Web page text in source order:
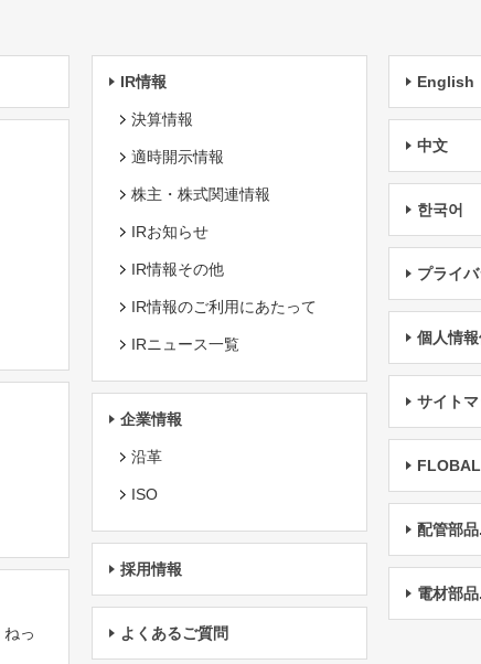
っ
IR情報
決算情報
適時開示情報
株主・株式関連情報
IRお知らせ
IR情報その他
IR情報のご利用にあたって
IRニュース一覧
企業情報
沿革
ISO
採用情報
よくあるご質問
English
中文
한국어
プライ
個人情
サイト
配管部
電材部